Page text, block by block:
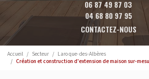
06 87 49 87 03
04 68 80 97 95
CONTACTEZ-NOUS
Accueil Secteur
Laroque-des-Albères
Création et construction d'extension de maison sur-